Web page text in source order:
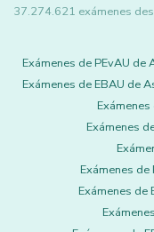
37.274.621 exámenes
Exámenes de PEvAU de
Exámenes de EBAU de
Exámenes
Exámenes de
Exámenes de